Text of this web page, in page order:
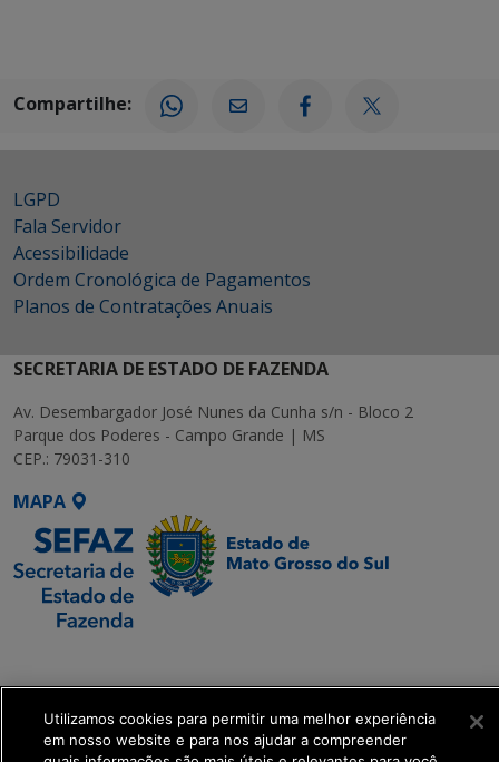
Compartilhe:
LGPD
Fala Servidor
Acessibilidade
Ordem Cronológica de Pagamentos
Planos de Contratações Anuais
SECRETARIA DE ESTADO DE FAZENDA
Av. Desembargador José Nunes da Cunha s/n - Bloco 2
Parque dos Poderes - Campo Grande | MS
CEP.: 79031-310
MAPA
Executiva de
Transformação Digital
Utilizamos cookies para permitir uma melhor experiência
em nosso website e para nos ajudar a compreender